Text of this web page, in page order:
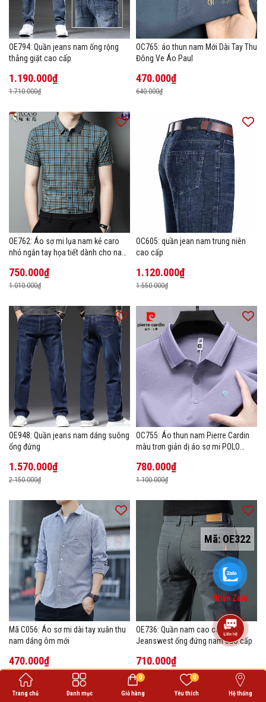
Mã:OE322
OE794: Quần jeans nam ống rộng
thẳng giặt cao cấp
1.190.000₫
1.710.000₫
OC765: áo thun nam Mới Dài Tay Thu
Đông Ve Áo Paul
470.000₫
640.000₫
OE762: Áo sơ mi lụa nam kẻ caro
nhỏ ngắn tay họa tiết dành cho nam
750.000₫
1.010.000₫
OC605: quần jean nam trung niên
cao cấp
1.120.000₫
1.550.000₫
OE948: Quần jeans nam dáng suông
ống đứng
1.570.000₫
2.150.000₫
OC755: Áo thun nam Pierre Cardin
màu trơn giản dị áo sơ mi POLO
780.000₫
1.100.000₫
Mã C056: Áo sơ mi dài tay xuân thu
nam dáng ôm mới
470.000₫
680.000₫
OE736: Quần nam cao cấp
Jeanswest ống đứng nam cao cấp
710.000₫
1.000.000₫
Trang chủ Danh mục Giỏ hàng
0
Yêu thích
0
Hệ thống
Nhắn Zalo